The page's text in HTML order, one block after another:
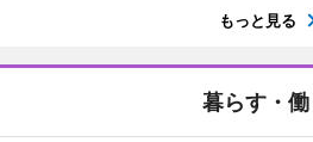
もっと見る
暮らす・働